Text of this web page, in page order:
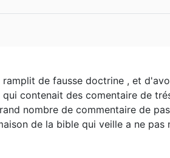
de fausse doctrine , et
contenait des comentaire de
nombre de commentaire de
de la bible qui veille a ne